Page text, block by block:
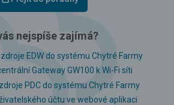
nejspíše zajímá?
zdroje EDW do systému Chytré Farmy
Gateway GW100 k Wi-Fi síti
PDC do systému Chytré Farmy
účtu ve webové aplikaci